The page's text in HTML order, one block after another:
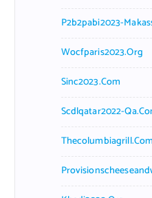
P2b2pabi2023-
Wocfparis2023.org
Sinc2023.com
Scdlqatar2022-
Thecolumbiagrill.com